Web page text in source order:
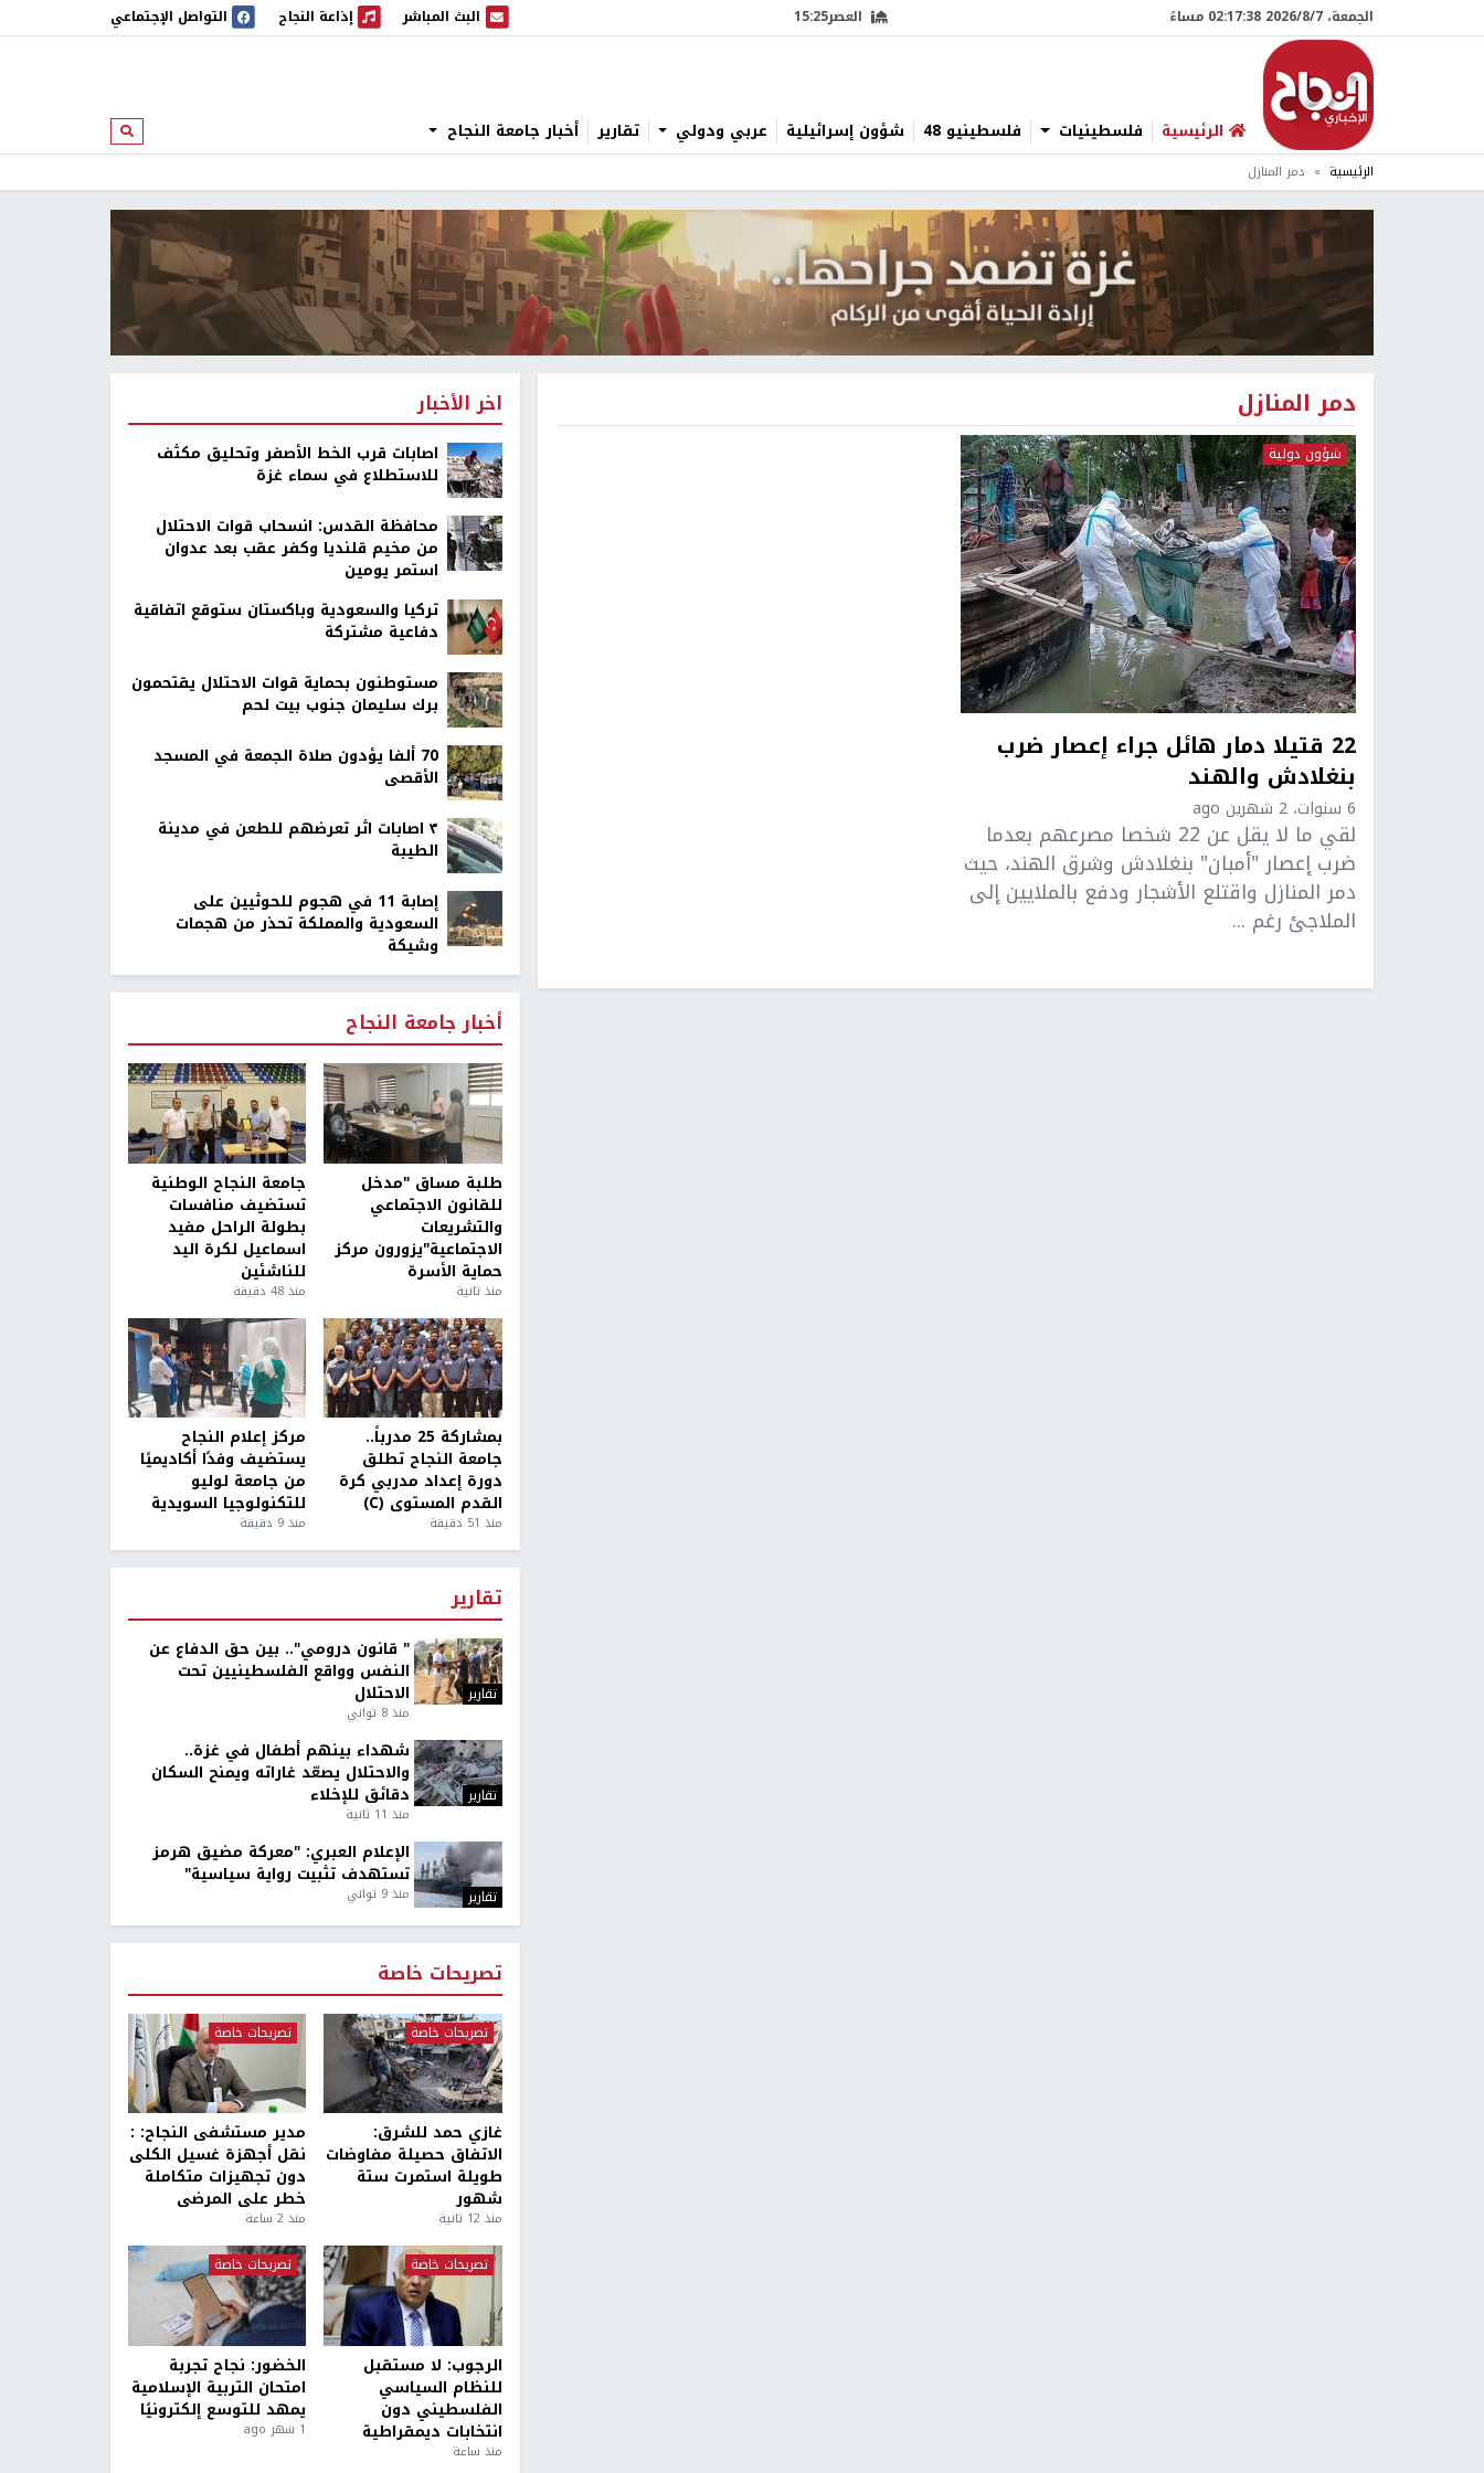
الجمعة، 7/‏8/‏2026 02:17:38 مساءً العصر15:25 البث المباشر
البث المباشر إذاعة النجاح
إذاعة النجاح التواصل الإجتماعي
الرئيسية فلسطينيات فلسطينيو 48 شؤون إسرائيلية عربي ودولي تقارير أخبار جامعة النجاح ابحث
الرئيسية دمر المنازل
دمر المنازل
شؤون دولية
22 قتيلا دمار هائل جراء إعصار ضرب
بنغلادش والهند
6 سنوات، 2 شهرين ago
لقي ما لا يقل عن 22 شخصا مصرعهم بعدما
ضرب إعصار "أمبان" بنغلادش وشرق الهند، حيث
دمر المنازل واقتلع الأشجار ودفع بالملايين إلى
الملاجئ رغم ...
اخر الأخبار
اصابات قرب الخط الأصفر وتحليق مكثف
للاستطلاع في سماء غزة
محافظة القدس: انسحاب قوات الاحتلال
من مخيم قلنديا وكفر عقب بعد عدوان
استمر يومين
تركيا والسعودية وباكستان ستوقع اتفاقية
دفاعية مشتركة
مستوطنون بحماية قوات الاحتلال يقتحمون
برك سليمان جنوب بيت لحم
70 ألفا يؤدون صلاة الجمعة في المسجد
الأقصى
٣ اصابات اثر تعرضهم للطعن في مدينة
الطيبة
إصابة 11 في هجوم للحوثيين على
السعودية والمملكة تحذر من هجمات
وشيكة
أخبار جامعة النجاح
طلبة مساق "مدخل
للقانون الاجتماعي
والتشريعات
الاجتماعية"يزورون مركز
حماية الأسرة
منذ ثانية
جامعة النجاح الوطنية
تستضيف منافسات
بطولة الراحل مفيد
اسماعيل لكرة اليد
للناشئين
منذ 48 دقيقة
بمشاركة 25 مدرباً..
جامعة النجاح تطلق
دورة إعداد مدربي كرة
القدم المستوى (C)
منذ 51 دقيقة
مركز إعلام النجاح
يستضيف وفدًا أكاديميًا
من جامعة لوليو
للتكنولوجيا السويدية
منذ 9 دقيقة
تقارير
تقارير
" قانون درومي".. بين حق الدفاع عن
النفس وواقع الفلسطينيين تحت
الاحتلال
منذ 8 ثواني
تقارير
شهداء بينهم أطفال في غزة..
والاحتلال يصعّد غاراته ويمنح السكان
دقائق للإخلاء
منذ 11 ثانية
تقارير
الإعلام العبري: "معركة مضيق هرمز
تستهدف تثبيت رواية سياسية"
منذ 9 ثواني
تصريحات خاصة
تصريحات خاصة
غازي حمد للشرق:
الاتفاق حصيلة مفاوضات
طويلة استمرت ستة
شهور
منذ 12 ثانية
تصريحات خاصة
مدير مستشفى النجاح: :
نقل أجهزة غسيل الكلى
دون تجهيزات متكاملة
خطر على المرضى
منذ 2 ساعة
تصريحات خاصة
الرجوب: لا مستقبل
للنظام السياسي
الفلسطيني دون
انتخابات ديمقراطية
منذ ساعة
تصريحات خاصة
الخضور: نجاح تجربة
امتحان التربية الإسلامية
يمهد للتوسع إلكترونيًا
1 شهر ago